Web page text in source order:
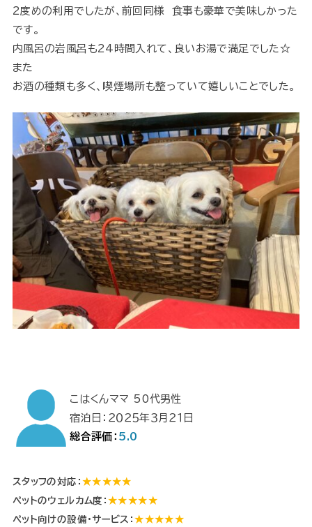
2度めの利用でしたが、前回同様 食事も豪華で美味しかった
です。
内風呂の岩風呂も24時間入れて、良いお湯で満足でした☆
また
お酒の種類も多く、喫煙場所も整っていて嬉しいことでした。
こはくんママ 50代男性
宿泊日：２０２５年３月２１日
総合評価： 5.0
スタッフの対応： ★★★★★
ペットのウェルカム度：★★★★★
ペット向けの設備・サービス：★★★★★